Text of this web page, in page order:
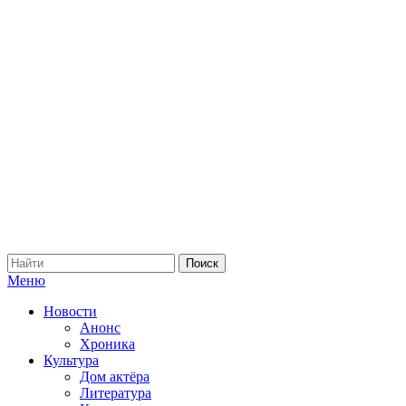
Меню
Новости
Анонс
Хроника
Культура
Дом актёра
Литература